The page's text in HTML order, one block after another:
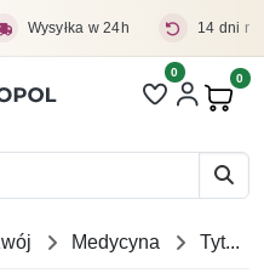
Wysyłka w 24h 14 dni
Liczba pozycji
0 0
Medycyna Tytoń i palenie